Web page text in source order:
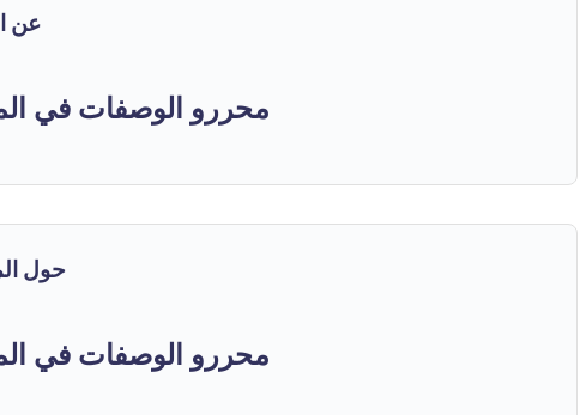
عن
محررو الوصفات في
حول
محررو الوصفات في